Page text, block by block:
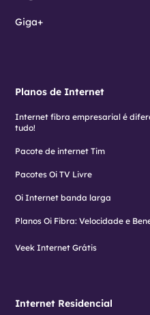
Giga+
Planos de Internet
Internet fibra empresarial é
tudo!
Pacote de internet Tim
Pacotes Oi TV Livre
Oi Internet banda larga
Planos Oi Fibra: Velocidade e
Veek Internet Grátis
Internet Residencial